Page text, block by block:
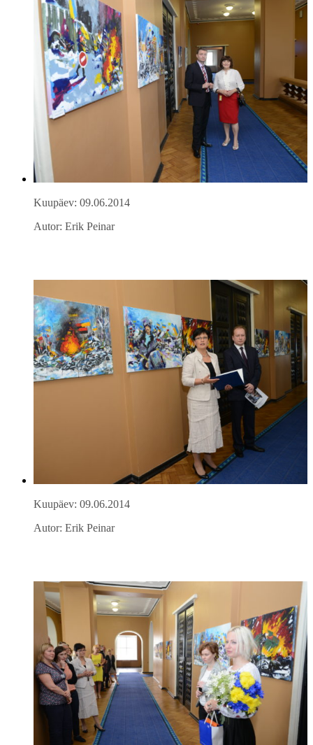
Kuupäev: 09.06.2014
Autor: Erik Peinar
Kuupäev: 09.06.2014
Autor: Erik Peinar